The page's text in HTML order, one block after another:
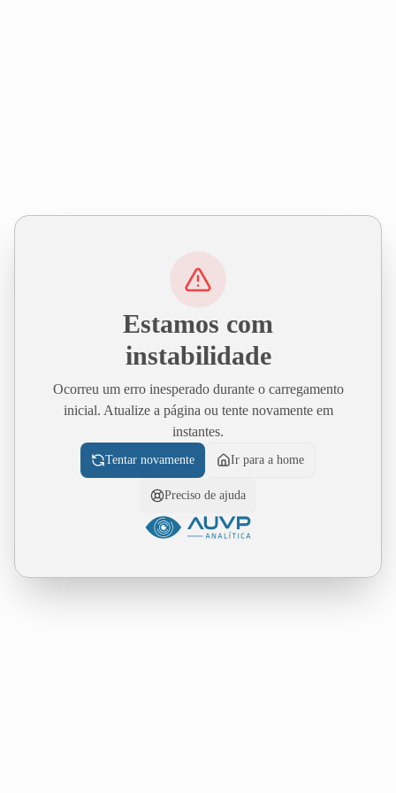
Estamos com
instabilidade
Ocorreu um erro inesperado durante o carregamento
inicial. Atualize a página ou tente novamente em
instantes.
Tentar novamente Ir para a home
Preciso de ajuda